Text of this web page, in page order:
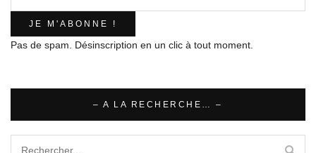
Pas de spam. Désinscription en un clic à tout moment.
– A LA RECHERCHE… –